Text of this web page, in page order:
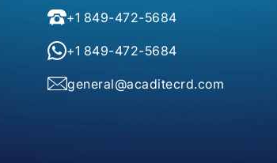
+1 849-472-5684
+1 849-472-5684
general@acaditecrd.com